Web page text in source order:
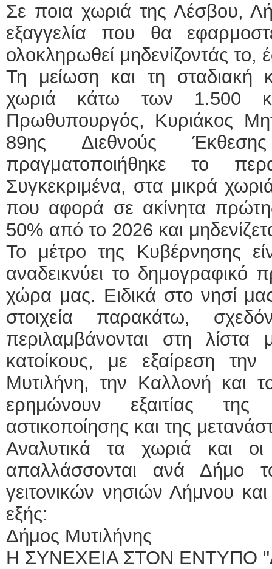
Σε ποια χωριά της Λέσβου,
εξαγγελία που θα
ολοκληρωθεί μηδενίζοντάς το,
Τη μείωση και τη
χωριά κάτω των 1.500
Πρωθυπουργός, Κυριάκος
89ης Διεθνούς
πραγματοποιήθηκε το
Συγκεκριμένα, στα μικρά
που αφορά σε ακίνητα
50% από το 2026 και
Το μέτρο της Κυβέρνησης
αναδεικνύει το
χώρα μας. Ειδικά στο νησί
στοιχεία παρακάτω,
περιλαμβάνονται στη
κατοίκους, με εξαίρεση
Μυτιλήνη, την Καλλονή και
ερημώνουν εξαιτίας της
αστικοποίησης και της
Αναλυτικά τα χωριά και οι
απαλλάσσονται ανά Δήμο
γειτονικών νησιών Λήμνου
εξής:
Δήμος Μυτιλήνης
Η ΣΥΝΕΧΕΙΑ ΣΤΟΝ ΕΝΤΥΠΟ